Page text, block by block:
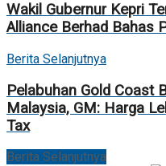
Wakil Gubernur Kepri
Alliance Berhad Bahas
Berita Selanjutnya
Pelabuhan Gold Coast
Malaysia, GM: Harga
Tax
Berita Selanjutnya